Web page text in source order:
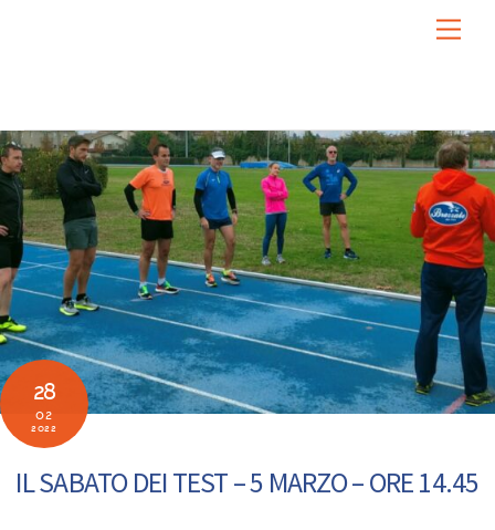
28
02
2022
IL SABATO DEI TEST – 5 MARZO – ORE 14.45